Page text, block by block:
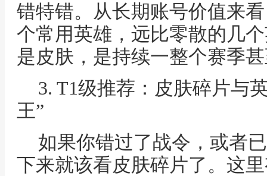
错特错。从长期账号价值来
个常用英雄，远比零散的几
是皮肤，是持续一整个赛季
3. T1级推荐：皮肤碎片与
王”
如果你错过了战令，或者
下来就该看皮肤碎片了。这